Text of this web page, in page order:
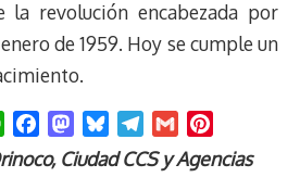
revolución encabezada por
de 1959. Hoy se cumple un
W
h
a
M
a
l
e
m
i
Ciudad CCS y Agencias